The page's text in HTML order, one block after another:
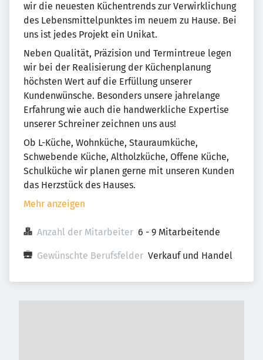
wir die neuesten Küchentrends zur Verwirklichung
des Lebensmittelpunktes im neuem zu Hause. Bei
uns ist jedes Projekt ein Unikat.
Neben Qualität, Präzision und Termintreue legen
wir bei der Realisierung der Küchenplanung
höchsten Wert auf die Erfüllung unserer
Kundenwünsche. Besonders unsere jahrelange
Erfahrung wie auch die handwerkliche Expertise
unserer Schreiner zeichnen uns aus!
Ob L-Küche, Wohnküche, Stauraumküche,
Schwebende Küche, Altholzküche, Offene Küche,
Schulküche wir planen gerne mit unseren Kunden
das Herzstück des Hauses.
Mehr anzeigen
Anzahl der Mitarbeiter 6 - 9 Mitarbeitende
Gewünschte Berufsfelder Verkauf und Handel